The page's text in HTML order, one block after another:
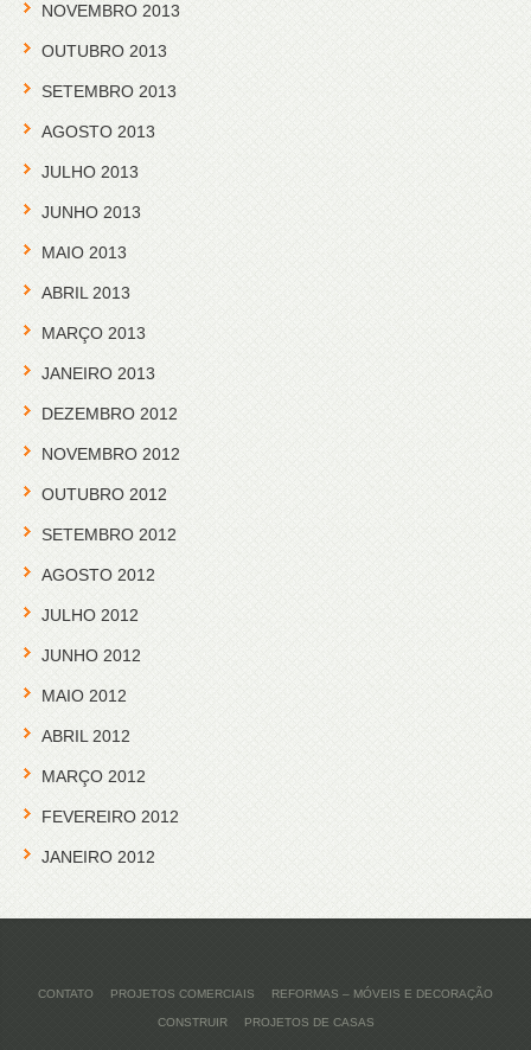
NOVEMBRO 2013
OUTUBRO 2013
SETEMBRO 2013
AGOSTO 2013
JULHO 2013
JUNHO 2013
MAIO 2013
ABRIL 2013
MARÇO 2013
JANEIRO 2013
DEZEMBRO 2012
NOVEMBRO 2012
OUTUBRO 2012
SETEMBRO 2012
AGOSTO 2012
JULHO 2012
JUNHO 2012
MAIO 2012
ABRIL 2012
MARÇO 2012
FEVEREIRO 2012
JANEIRO 2012
CONTATO PROJETOS COMERCIAIS REFORMAS – MÓVEIS E DECORAÇÃO
CONSTRUIR PROJETOS DE CASAS